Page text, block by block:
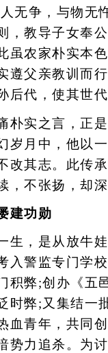
无争，与物无
，教导子女奉
虽农家朴实本
遵父亲教训而
后代，使其世
实之言，正是
岁月中，他以
改其志。此传
，不张扬，却深
功勋
，是从放牛娃
入警监专门学
积弊;创办《五
时弊;又集结一
血青年，共同
势力追杀。为